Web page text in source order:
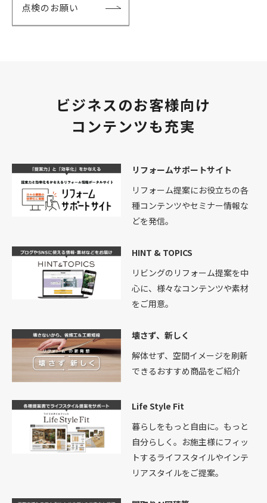
点検のお願い
ビジネスのお客様向け
コンテンツも充実
リフォームサポートサイト
リフォーム提案にお役立ちの各
種コンテンツやセミナー情報な
どを発信。
HINT & TOPICS
リビングのリフォーム提案を中
心に、様々なコンテンツや素材
をご用意。
壊さず、新しく
解体せず、空間イメージを刷新
できるおすすめ商品をご紹介
Life Style Fit
暮らしをもっと自由に。もっと
自分らしく。お施主様にフィッ
トするライフスタイルやインテ
リアスタイルをご提案。